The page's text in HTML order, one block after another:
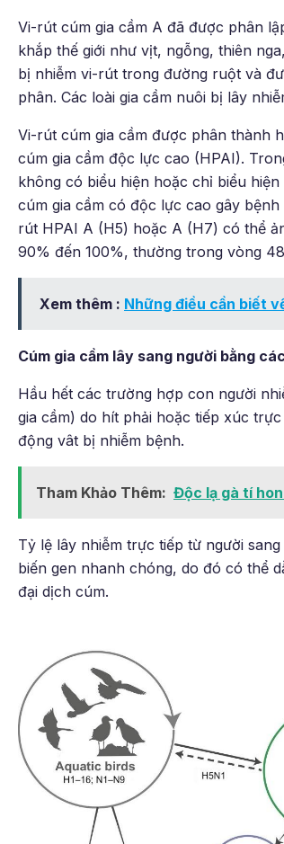
Vi-rút cúm gia cầm A đã được phân
khắp thế giới như vịt, ngỗng, thiên
bị nhiễm vi-rút trong đường ruột và
phân. Các loài gia cầm nuôi bị lây
Vi-rút cúm gia cầm được phân thành
cúm gia cầm độc lực cao (HPAI).
không có biểu hiện hoặc chỉ biểu
cúm gia cầm có độc lực cao gây
rút HPAI A (H5) hoặc A (H7) có thể
90% đến 100%, thường trong vòng
Xem thêm : Những điều cần biết
Cúm gia cầm lây sang người bằng
Hầu hết các trường hợp con người
gia cầm) do hít phải hoặc tiếp xúc
động vât bị nhiễm bệnh.
Tham Khảo Thêm: Độc lạ gà tí
Tỷ lệ lây nhiễm trực tiếp từ người
biến gen nhanh chóng, do đó có thể
đại dịch cúm.